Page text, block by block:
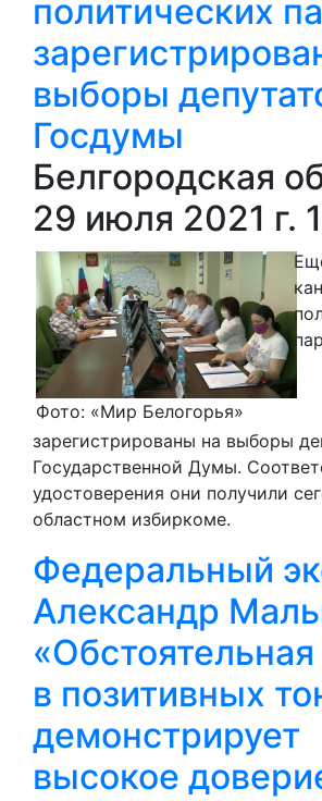
политических
выборы
Госдумы
Белгородская
29 июля 2021 г.
Фото: «Мир Белогорья»
зарегистрированы на выборы
Государственной Думы.
удостоверения они получили
областном избиркоме.
Федеральный
Александр
в позитивных
демонстрирует
высокое